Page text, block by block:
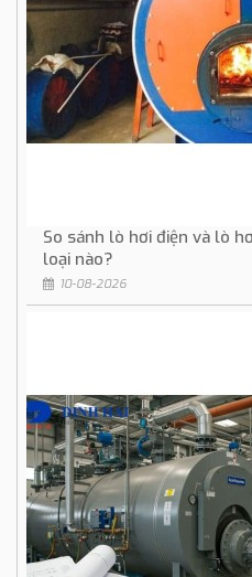
So sánh lò hơi điện và lò
loại nào?
10-08-2026